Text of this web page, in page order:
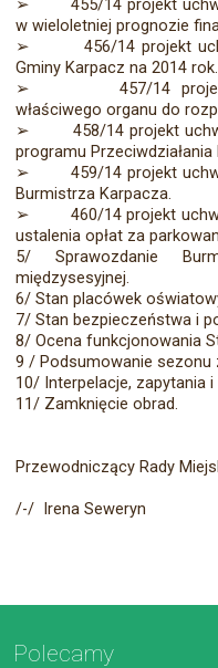
➢
455/14 projekt
w wieloletniej prognozie
➢
456/14 projekt
Gminy Karpacz na 2014 rok.
➢
457/14
właściwego organu do
➢
458/14 projekt
programu
➢
459/14 projekt
Burmistrza Karpacza.
➢
460/14 projekt
ustalenia opłat za
5/ Sprawozdanie
międzysesyjnej.
6/ Stan placówek
7/ Stan bezpieczeństwa i
8/ Ocena funkcjonowania
9 / Podsumowanie sezonu
10/ Interpelacje, zapytania
11/ Zamknięcie obrad.
Przewodniczący Rady
/-/ Irena Seweryn
Polecamy